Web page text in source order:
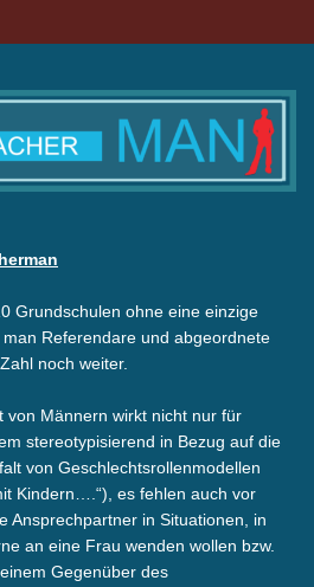
Grundschulen ohne eine einzige
Referendare und abgeordnete
noch weiter.
von Männern wirkt nicht nur für
stereotypisierend in Bezug auf die
von Geschlechtsrollenmodellen
Kindern….“), es fehlen auch vor
Ansprechpartner in Situationen, in
an eine Frau wenden wollen bzw.
Gegenüber des